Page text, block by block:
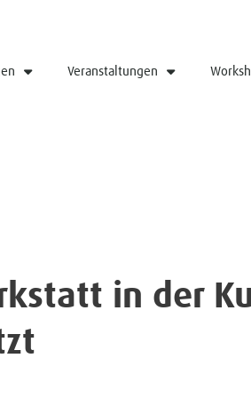
Veranstaltungen
in der